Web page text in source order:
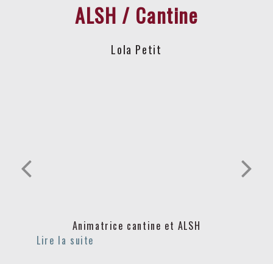
ALSH / Cantine
Lola Petit
Animatrice cantine et ALSH